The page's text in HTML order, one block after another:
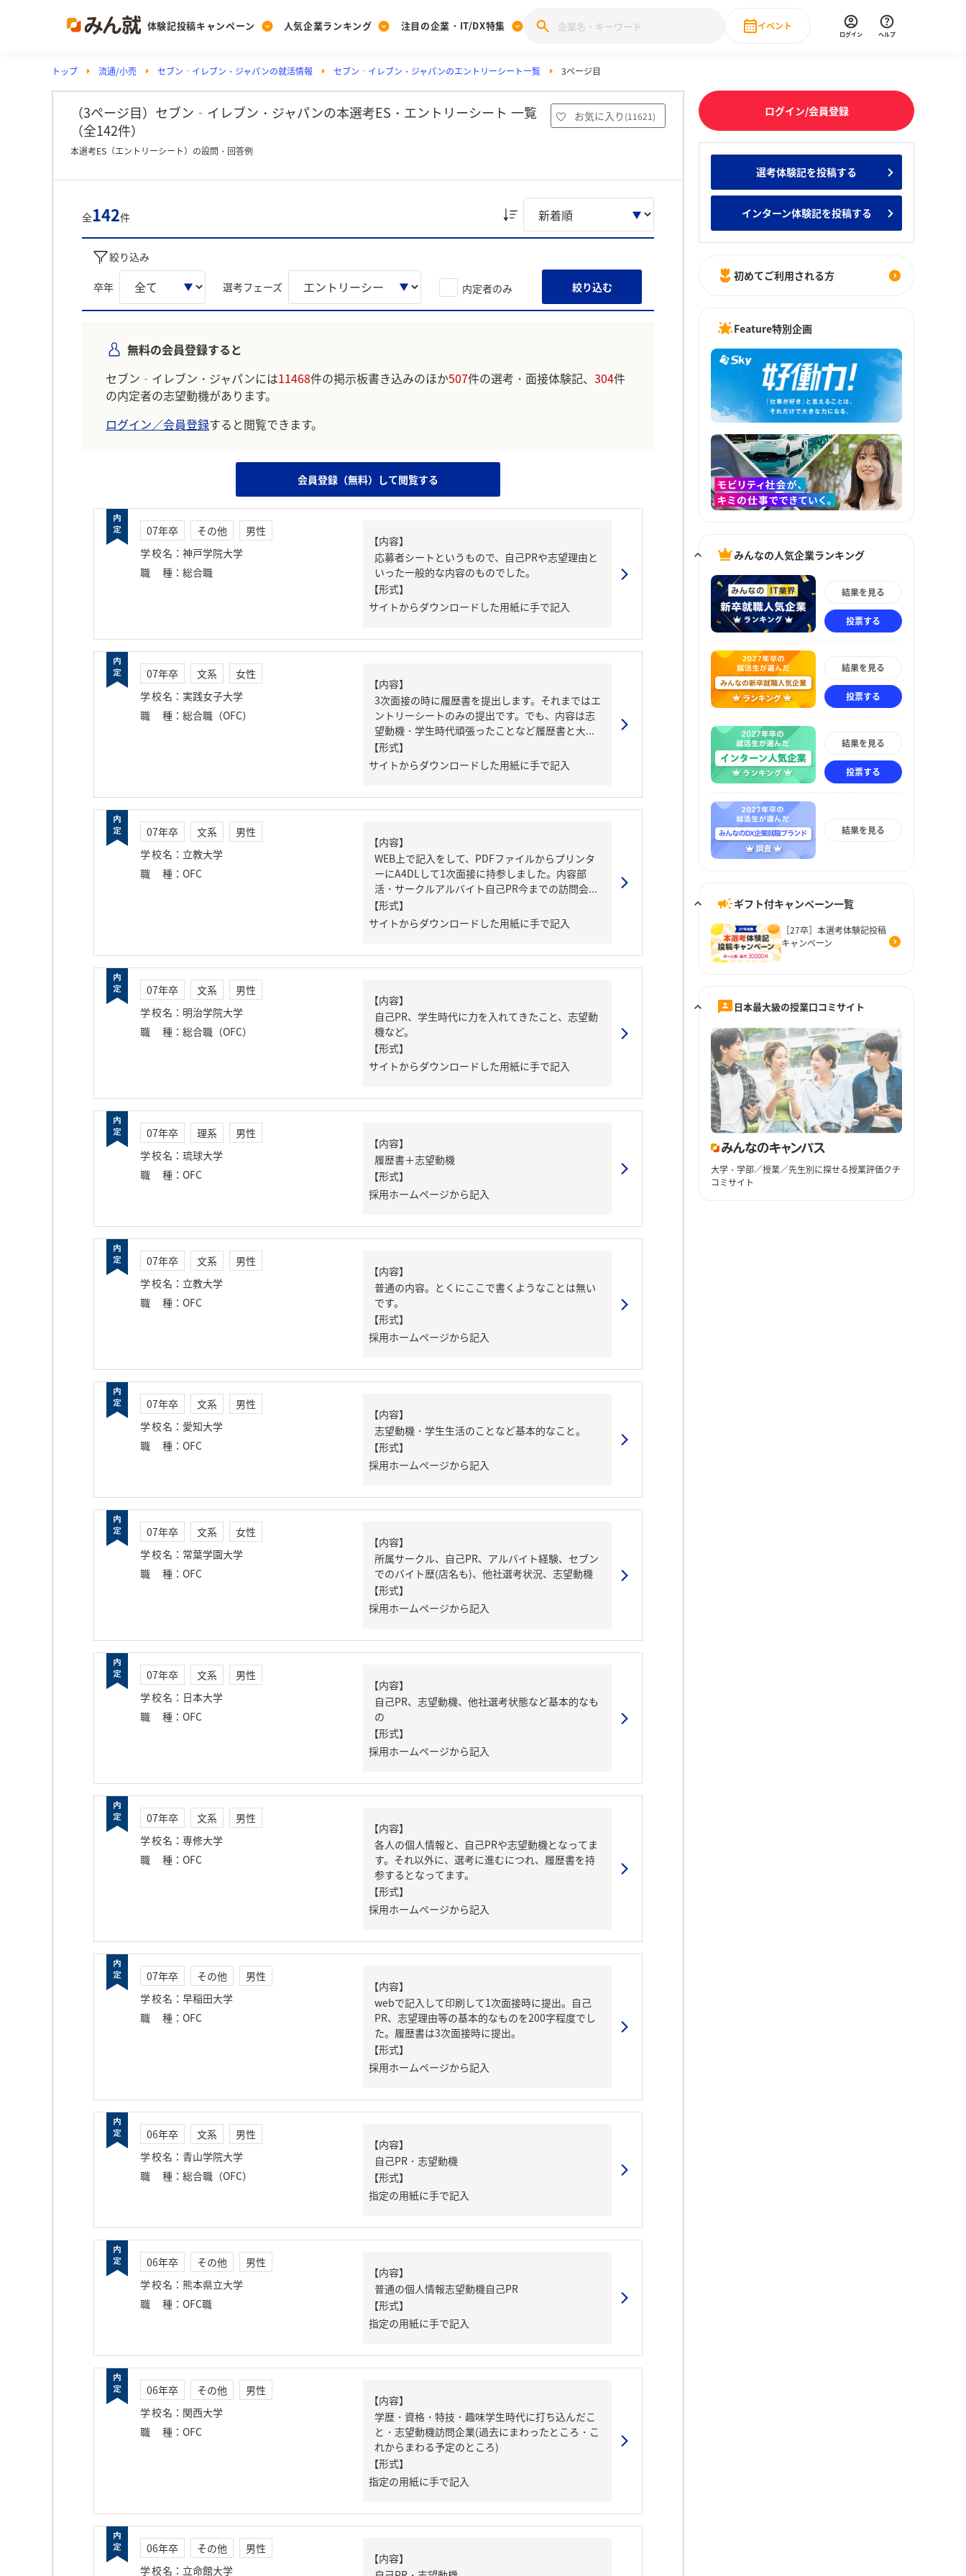
体験記投稿キャンペーン
Post
投稿する
[27卒] 本選考体験記投稿キャンペーン
人気企業ランキング
Ranking
ランキングを見る
みんなのDX企業就職ブランド調査
Vote みんなの新卒就職人気企業ランキング みんなのインターン人気企業ランキ
注目の企業・IT/DX特集
PickUp
注目の企業特集
28卒 IT・DX現場社員インタビュー
イベント
直近のイベント一覧
ログイン ヘルプ
トップ 流通/小売 セブン‐イレブン・ジャパンの就活情報 セブン‐イレブン・ジャパンのエントリーシート一覧 3ページ目
（3ページ目）セブン‐イレブン・ジャパンの本選考ES・エントリーシート 一覧
（全142件）
お気に入り (11621)
本選考ES（エントリーシート）の設問・回答例
全142件
絞り込み
卒年 選考フェーズ 内定者のみ 絞り込む
無料の会員登録すると
セブン‐イレブン・ジャパンには11468件の掲示板書き込みのほか507件の選考・面接体験記、 304件
の内定者の志望動機があります。
ログイン／会員登録すると閲覧できます。
会員登録（無料）して閲覧する
07年卒 その他
男性
学校名 ： 神戸学院大学
職種 ： 総合職
【内容】
応募者シートというもので、自己PRや志望理由と
いった一般的な内容のものでした。
【形式】
サイトからダウンロードした用紙に手で記入
07年卒 文系
女性
学校名 ： 実践女子大学
職種 ： 総合職（OFC）
【内容】
3次面接の時に履歴書を提出します。それまではエ
ントリーシートのみの提出です。でも、内容は志
望動機・学生時代頑張ったことなど履歴書と大...
【形式】
サイトからダウンロードした用紙に手で記入
07年卒 文系
男性
学校名 ： 立教大学
職種 ： OFC
【内容】
WEB上で記入をして、PDFファイルからプリンタ
ーにA4DLして1次面接に持参しました。内容部
活・サークルアルバイト自己PR今までの訪問会...
【形式】
サイトからダウンロードした用紙に手で記入
07年卒 文系
男性
学校名 ： 明治学院大学
職種 ： 総合職（OFC）
【内容】
自己PR、学生時代に力を入れてきたこと、志望動
機など。
【形式】
サイトからダウンロードした用紙に手で記入
07年卒 理系
男性
学校名 ： 琉球大学
職種 ： OFC
【内容】
履歴書＋志望動機
【形式】
採用ホームページから記入
07年卒 文系
男性
学校名 ： 立教大学
職種 ： OFC
【内容】
普通の内容。とくにここで書くようなことは無い
です。
【形式】
採用ホームページから記入
07年卒 文系
男性
学校名 ： 愛知大学
職種 ： OFC
【内容】
志望動機・学生生活のことなど基本的なこと。
【形式】
採用ホームページから記入
07年卒 文系
女性
学校名 ： 常葉学園大学
職種 ： OFC
【内容】
所属サークル、自己PR、アルバイト経験、セブン
でのバイト歴(店名も)、他社選考状況、志望動機
【形式】
採用ホームページから記入
07年卒 文系
男性
学校名 ： 日本大学
職種 ： OFC
【内容】
自己PR、志望動機、他社選考状態など基本的なも
の
【形式】
採用ホームページから記入
07年卒 文系
男性
学校名 ： 専修大学
職種 ： OFC
【内容】
各人の個人情報と、自己PRや志望動機となってま
す。それ以外に、選考に進むにつれ、履歴書を持
参するとなってます。
【形式】
採用ホームページから記入
07年卒 その他
男性
学校名 ： 早稲田大学
職種 ： OFC
【内容】
webで記入して印刷して1次面接時に提出。自己
PR、志望理由等の基本的なものを200字程度でし
た。履歴書は3次面接時に提出。
【形式】
採用ホームページから記入
06年卒 文系
男性
学校名 ： 青山学院大学
職種 ： 総合職（OFC）
【内容】
自己PR・志望動機
【形式】
指定の用紙に手で記入
06年卒 その他
男性
学校名 ： 熊本県立大学
職種 ： OFC職
【内容】
普通の個人情報志望動機自己PR
【形式】
指定の用紙に手で記入
06年卒 その他
男性
学校名 ： 関西大学
職種 ： OFC
【内容】
学歴・資格・特技・趣味学生時代に打ち込んだこ
と・志望動機訪問企業(過去にまわったところ・こ
れからまわる予定のところ)
【形式】
指定の用紙に手で記入
06年卒 その他
男性
学校名 ： 立命館大学
【内容】
ログイン/会員登録
選考体験記を投稿する
インターン体験記を投稿する
初めてご利用される方
Feature特別企画
みんなの人気企業ランキング
結果を見る
投票する
結果を見る
投票する
結果を見る
投票する
結果を見る
ギフト付キャンペーン一覧
［27卒］本選考体験記投稿
キャンペーン
日本最大級の授業口コミサイト
大学・学部／授業／先生別に探せる授業評価クチ
コミサイト